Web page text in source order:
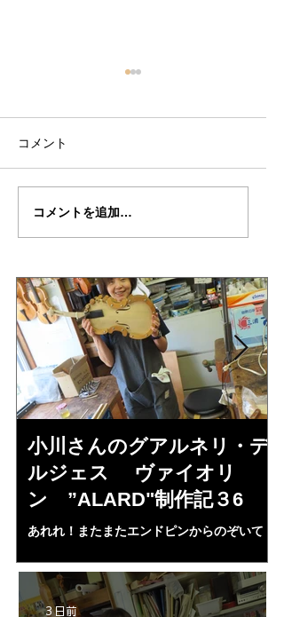
万里さんの”ALARD"制
コメント
コメントを追加…
小川さんのグアルネリ・デ
ルジェス ヴァイオリ
ン ”ALARD"制作記３6
あれれ！またまたエンドピンからのぞいて
ペーパー１００゜で徹底して削る。やっと光
が消えた。にかわで再度閉じる。消えた――
3 日前